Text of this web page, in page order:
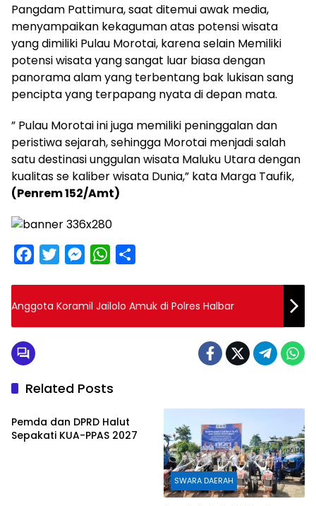
Pangdam Pattimura, saat ditemui awak media,
menyampaikan kekaguman atas potensi wisata
yang dimiliki Pulau Morotai, karena selain Memiliki
potensi wisata yang sangat luar biasa dengan
panorama alam yang terbentang bak lukisan sang
pencipta yang terpapang nyata di depan mata.
” Pulau Morotai ini juga memiliki peninggalan dan
peristiwa sejarah, sehingga Morotai menjadi salah
satu destinasi unggulan wisata Maluku Utara dengan
kualitas se kaliber wisata Dunia,” kata Marga Taufik,
(Penrem 152/Amt)
e
o
k
t
M
s
e
W
t
p
r
Anggota Koramil Jailolo Amuk di Polres Halbar
Related Posts
SWARA DAERAH
Pemda dan DPRD Halut
Sepakati KUA-PPAS 2027
SWARA DAERAH